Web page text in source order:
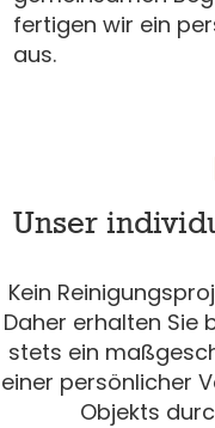
fertigen wir ein
aus.
Unser
Kein
Daher erhalten Sie
stets ein
einer persönlicher
Objekts